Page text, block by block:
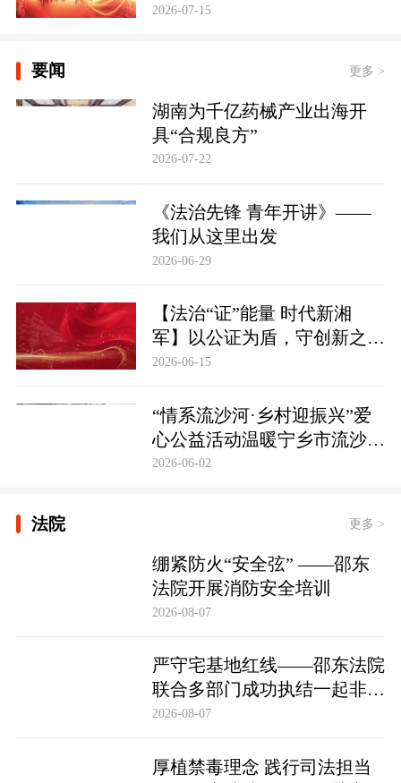
2026-07-15
要闻 更多 >
湖南为千亿药械产业出海开
具“合规良方”
2026-07-22
《法治先锋 青年开讲》——
我们从这里出发
2026-06-29
【法治“证”能量 时代新湘
军】以公证为盾，守创新之魂
湖南青年公证人为知识产权保
2026-06-15
“情系流沙河·乡村迎振兴”爱
心公益活动温暖宁乡市流沙河
镇
2026-06-02
法院 更多 >
绷紧防火“安全弦” ——邵东
法院开展消防安全培训
2026-08-07
严守宅基地红线——邵东法院
联合多部门成功执结一起非法
占用宅基地行政处罚案
2026-08-07
厚植禁毒理念 践行司法担当